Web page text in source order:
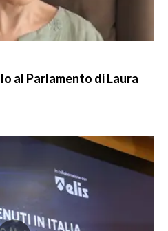
al Parlamento di Laura